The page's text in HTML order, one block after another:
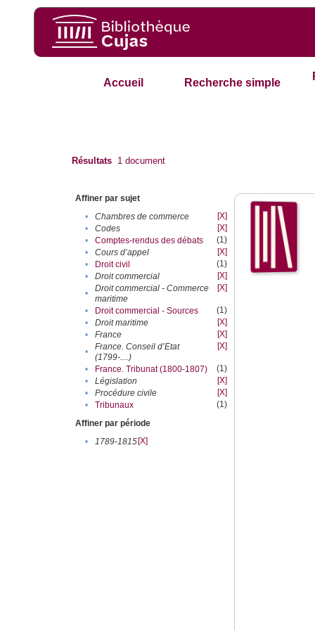
Accueil Recherche simple
Résultats 1 document
Affiner par sujet
•
Chambres de commerce
[X]
•
Codes
[X]
•
Comptes-rendus des débats
(1)
•
Cours d’appel
[X]
•
Droit civil
(1)
•
Droit commercial
[X]
•
Droit commercial - Commerce
maritime
[X]
• Droit commercial - Sources
(1)
•
Droit maritime
[X]
•
France
[X]
•
France. Conseil d’Etat
(1799-....)
[X]
• France. Tribunat (1800-1807)
(1)
•
Législation
[X]
•
Procédure civile
[X]
•
Tribunaux
(1)
Affiner par période
•
1789-1815[X]